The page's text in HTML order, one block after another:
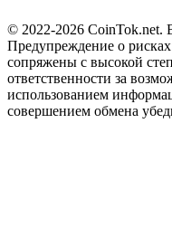
© 2022-2026 CoinTok.net.
Предупреждение о
сопряжены с высокой
ответственности за
использованием
совершением обмена